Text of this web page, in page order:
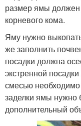
размер ямы
корневого кома.
Яму нужно
же заполнить
посадки должна
экстренной
смесью
заделки ямы нужно
дополнительный